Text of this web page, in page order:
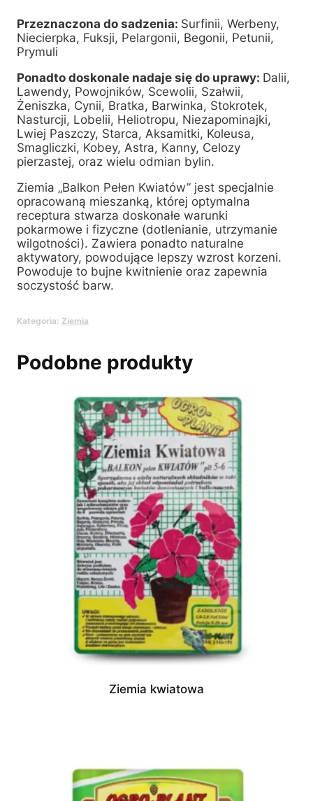
Przeznaczona do sadzenia: Surfinii, Werbeny,
Niecierpka, Fuksji, Pelargonii, Begonii, Petunii,
Prymuli
Ponadto doskonale nadaje się do uprawy: Dalii,
Lawendy, Powojników, Scewolii, Szałwii,
Żeniszka, Cynii, Bratka, Barwinka, Stokrotek,
Nasturcji, Lobelii, Heliotropu, Niezapominajki,
Lwiej Paszczy, Starca, Aksamitki, Koleusa,
Smagliczki, Kobey, Astra, Kanny, Celozy
pierzastej, oraz wielu odmian bylin.
Ziemia „Balkon Pełen Kwiatów” jest specjalnie
opracowaną mieszanką, której optymalna
receptura stwarza doskonałe warunki
pokarmowe i fizyczne (dotlenianie, utrzymanie
wilgotności). Zawiera ponadto naturalne
aktywatory, powodujące lepszy wzrost korzeni.
Powoduje to bujne kwitnienie oraz zapewnia
soczystość barw.
Kategoria: Ziemia
Podobne produkty
Ziemia kwiatowa